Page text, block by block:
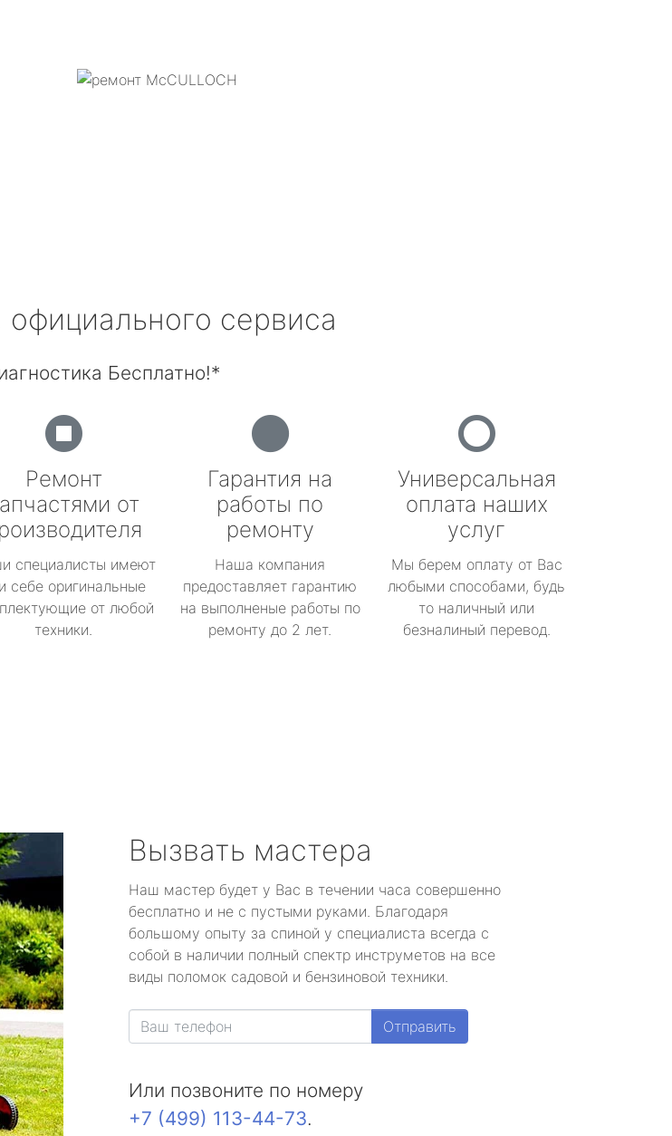
сервиса
Бесплатно!*
Ремонт
от
специалисты имеют
себе оригинальные
от любой
техники.
Гарантия на
работы по
ремонту
Наша компания
предоставляет гарантию
на выполненые работы по
ремонту до 2 лет.
Универсальная
оплата наших
услуг
Мы берем оплату от Вас
любыми способами, будь
то наличный или
безналиный перевод.
Вызвать мастера
Наш мастер будет у Вас в течении часа совершенно
бесплатно и не с пустыми руками. Благодаря
большому опыту за спиной у специалиста всегда с
собой в наличии полный спектр инструметов на все
виды поломок садовой и бензиновой техники.
Отправить
Или позвоните по номеру
+7 (499) 113-44-73.